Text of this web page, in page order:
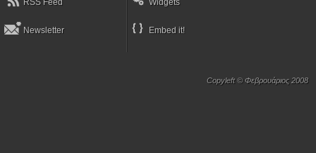
RSS Feed
Newsletter
Widgets
Embed it!
Copyleft © Φεβρουάριος 2008